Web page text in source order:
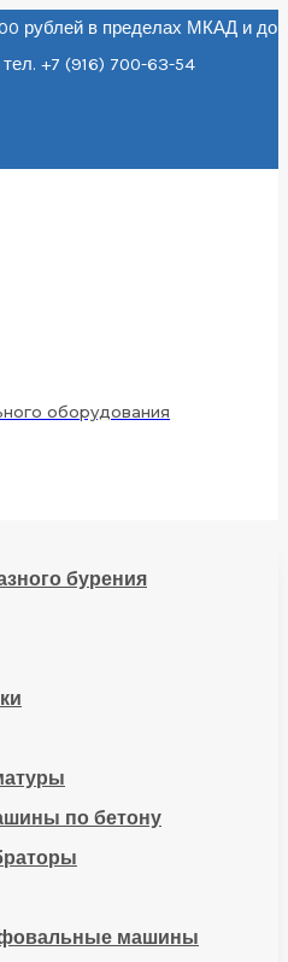
рублей в пределах МКАД и до
тел. +7 (916) 700-63-54
оборудования
бурения
по бетону
машины